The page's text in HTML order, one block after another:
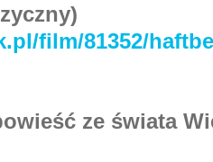
film/81352/
ze świata